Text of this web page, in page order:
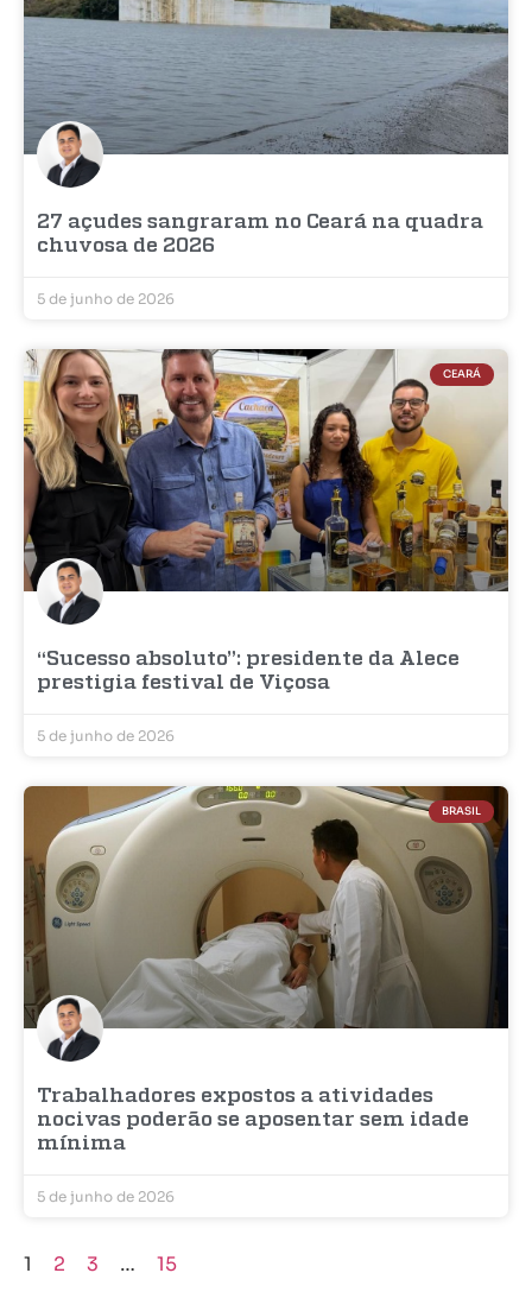
27 açudes sangraram no Ceará na quadra
chuvosa de 2026
5 de junho de 2026
CEARÁ
“Sucesso absoluto”: presidente da Alece
prestigia festival de Viçosa
5 de junho de 2026
BRASIL
Trabalhadores expostos a atividades
nocivas poderão se aposentar sem idade
mínima
5 de junho de 2026
1 2 3 … 15